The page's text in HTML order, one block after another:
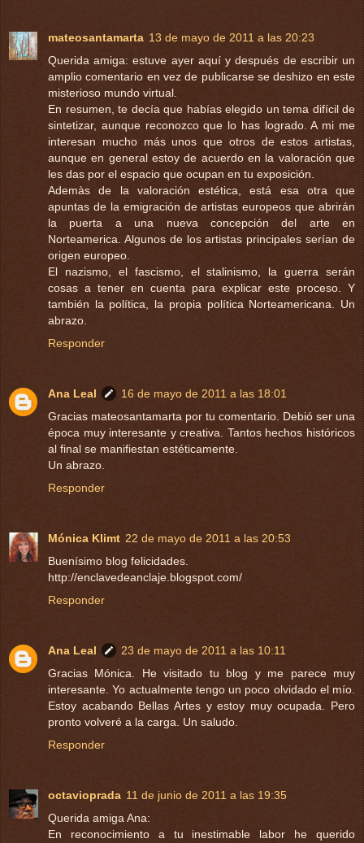
mateosantamarta 13 de mayo de 2011 a las 20:23
Querida amiga: estuve ayer aquí y después de escribir un
amplio comentario en vez de publicarse se deshizo en este
misterioso mundo virtual.
En resumen, te decía que habías elegido un tema difícil de
sintetizar, aunque reconozco que lo has logrado. A mi me
interesan mucho más unos que otros de estos artistas,
aunque en general estoy de acuerdo en la valoración que
les das por el espacio que ocupan en tu exposición.
Ademàs de la valoración estética, está esa otra que
apuntas de la emigración de artistas europeos que abrirán
la puerta a una nueva concepción del arte en
Norteamerica. Algunos de los artistas principales serían de
origen europeo.
El nazismo, el fascismo, el stalinismo, la guerra serán
cosas a tener en cuenta para explicar este proceso. Y
también la política, la propia política Norteamericana. Un
abrazo.
Responder
Ana Leal
16 de mayo de 2011 a las 18:01
Gracias mateosantamarta por tu comentario. Debió ser una
época muy interesante y creativa. Tantos hechos históricos
al final se manifiestan estéticamente.
Un abrazo.
Responder
Mónica Klimt 22 de mayo de 2011 a las 20:53
Buenísimo blog felicidades.
http://enclavedeanclaje.blogspot.com/
Responder
Ana Leal
23 de mayo de 2011 a las 10:11
Gracias Mónica. He visitado tu blog y me parece muy
interesante. Yo actualmente tengo un poco olvidado el mío.
Estoy acabando Bellas Artes y estoy muy ocupada. Pero
pronto volveré a la carga. Un saludo.
Responder
octavioprada 11 de junio de 2011 a las 19:35
Querida amiga Ana:
En reconocimiento a tu inestimable labor he querido